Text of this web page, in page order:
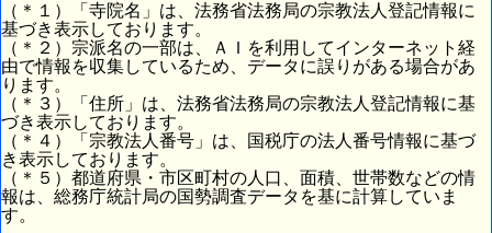
（＊１）「寺院名」は、法務省法務局の宗教法人登記情報に
基づき表示しております。
（＊２）宗派名の一部は、ＡＩを利用してインターネット経
由で情報を収集しているため、データに誤りがある場合があ
ります。
（＊３）「住所」は、法務省法務局の宗教法人登記情報に基
づき表示しております。
（＊４）「宗教法人番号」は、国税庁の法人番号情報に基づ
き表示しております。
（＊５）都道府県・市区町村の人口、面積、世帯数などの情
報は、総務庁統計局の国勢調査データを基に計算していま
す。